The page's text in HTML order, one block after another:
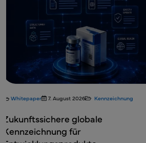
e-Beipackzettel Globale
Länderspezifische Anforderungen
Implementierungsstrategie